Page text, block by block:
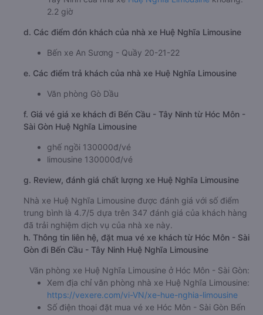
2.2 giờ
d. Các điểm đón khách của nhà xe Huệ Nghĩa Limousine
Bến xe An Sương - Quầy 20-21-22
e. Các điểm trả khách của nhà xe Huệ Nghĩa Limousine
Văn phòng Gò Dầu
f. Giá vé giá xe khách đi Bến Cầu - Tây Ninh từ Hóc Môn -
Sài Gòn Huệ Nghĩa Limousine
ghế ngồi 130000đ/vé
limousine 130000đ/vé
g. Review, đánh giá chất lượng xe Huệ Nghĩa Limousine
Nhà xe Huệ Nghĩa Limousine được đánh giá với số điểm
trung bình là 4.7/5 dựa trên 347 đánh giá của khách hàng
đã trải nghiệm dịch vụ của nhà xe này.
h. Thông tin liên hệ, đặt mua vé xe khách từ Hóc Môn - Sài
Gòn đi Bến Cầu - Tây Ninh Huệ Nghĩa Limousine
Văn phòng xe Huệ Nghĩa Limousine ở Hóc Môn - Sài Gòn:
Xem địa chỉ văn phòng nhà xe Huệ Nghĩa Limousine:
https://vexere.com/vi-VN/xe-hue-nghia-limousine
Số điện thoại đặt mua vé xe Hóc Môn - Sài Gòn Bến